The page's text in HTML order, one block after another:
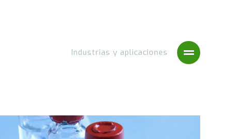
Industrias y aplicaciones